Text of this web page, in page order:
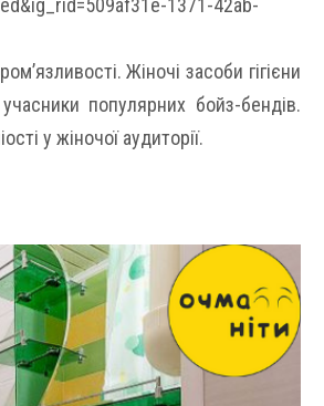
1371-42ab-
Жіночі засоби гігієни
популярних бойз-бендів.
у жіночої аудиторії.